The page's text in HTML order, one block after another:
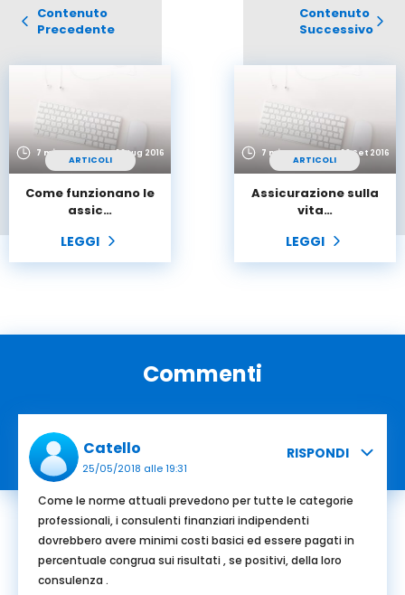
Contenuto
Precedente
7 min
ARTICOLI
22 Lug 2016
Come funzionano le
assic…
LEGGI
Contenuto
Successivo
7 min
ARTICOLI
29 Set 2016
Assicurazione sulla
vita…
LEGGI
Commenti
Catello
25/05/2018 alle 19:31
RISPONDI
Come le norme attuali prevedono per tutte le categorie
professionali, i consulenti finanziari indipendenti
dovrebbero avere minimi costi basici ed essere pagati in
percentuale congrua sui risultati , se positivi, della loro
consulenza .